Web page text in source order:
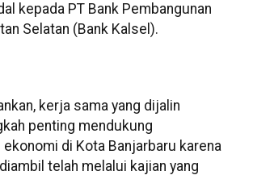
kepada PT Bank Pembangunan
Selatan (Bank Kalsel).
kerja sama yang dijalin
penting mendukung
di Kota Banjarbaru karena
telah melalui kajian yang